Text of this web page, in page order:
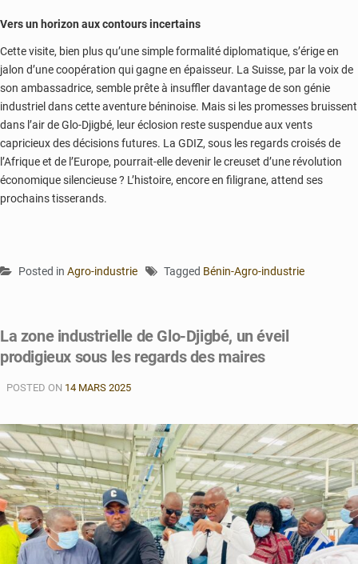
Vers un horizon aux contours incertains
Cette visite, bien plus qu’une simple formalité diplomatique, s’érige en
jalon d’une coopération qui gagne en épaisseur. La Suisse, par la voix de
son ambassadrice, semble prête à insuffler davantage de son génie
industriel dans cette aventure béninoise. Mais si les promesses bruissent
dans l’air de Glo-Djigbé, leur éclosion reste suspendue aux vents
capricieux des décisions futures. La GDIZ, sous les regards croisés de
l’Afrique et de l’Europe, pourrait-elle devenir le creuset d’une révolution
économique silencieuse ? L’histoire, encore en filigrane, attend ses
prochains tisserands.
Posted in Agro-industrie Tagged Bénin-Agro-industrie
La zone industrielle de Glo-Djigbé, un éveil
prodigieux sous les regards des maires
POSTED ON 14 MARS 2025